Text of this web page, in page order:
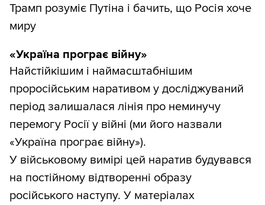
Трамп розуміє Путіна і бачить, що Росія хоче
миру
«Україна програє війну»
Найстійкішим і наймасштабнішим
проросійським наративом у досліджуваний
період залишалася лінія про неминучу
перемогу Росії у війні (ми його назвали
«Україна програє війну»).
У військовому вимірі цей наратив будувався
на постійному відтворенні образу
російського наступу. У матеріалах